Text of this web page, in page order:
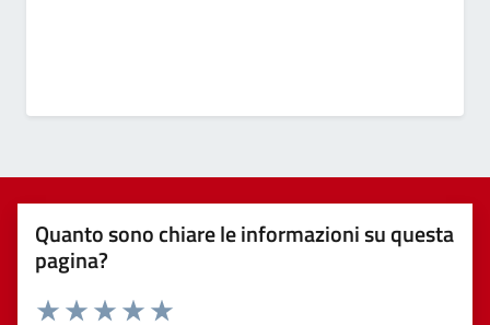
Quanto sono chiare le informazioni su questa
pagina?